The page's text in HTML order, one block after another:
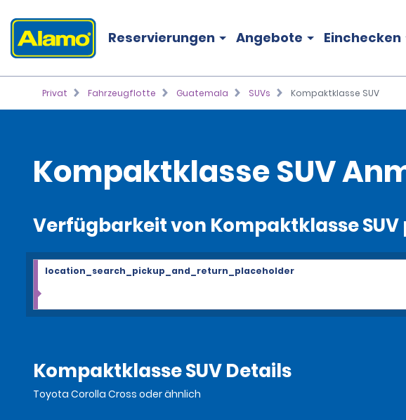
Reservierungen Angebote Einchecken
Privat Fahrzeugflotte Guatemala SUVs Kompaktklasse SUV
Kompaktklasse SUV
Verfügbarkeit von Kompaktklasse
location_search_pickup_and_return_placeholder
Kompaktklasse SUV Details
Toyota Corolla Cross oder ähnlich